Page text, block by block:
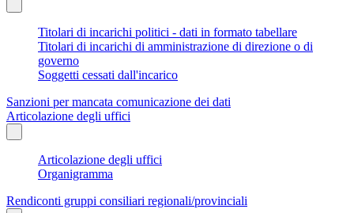
Titolari di incarichi politici - dati in formato tabellare
Titolari di incarichi di amministrazione di direzione o di
governo
Soggetti cessati dall'incarico
Sanzioni per mancata comunicazione dei dati
Articolazione degli uffici
Articolazione degli uffici
Organigramma
Rendiconti gruppi consiliari regionali/provinciali